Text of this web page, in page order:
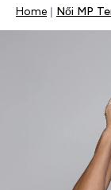
Home Női MP